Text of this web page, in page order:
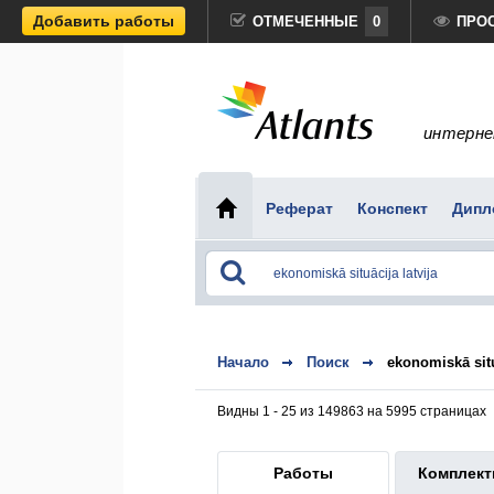
Добавить работы ОТМЕЧЕННЫЕ 0
Реферат Конспект
Начало Поиск ekonomiskā
Видны 1 - 25 из 149863 на 5995 страницах
Работы